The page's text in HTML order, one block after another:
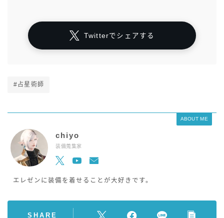
Twitterでシェアする
#占星術師
ABOUT ME
chiyo
装備蒐集家
エレゼンに装備を着せることが大好きです。
SHARE